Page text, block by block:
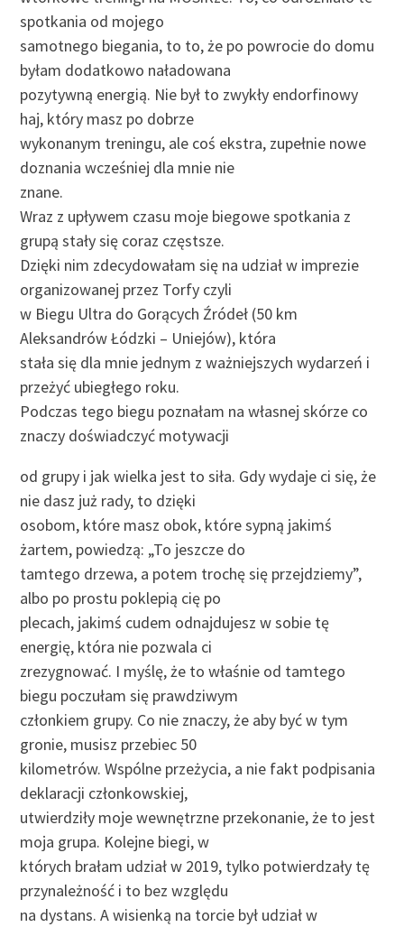
spotkania od mojego
samotnego biegania, to to, że po powrocie do domu
byłam dodatkowo naładowana
pozytywną energią. Nie był to zwykły endorfinowy
haj, który masz po dobrze
wykonanym treningu, ale coś ekstra, zupełnie nowe
doznania wcześniej dla mnie nie
znane.
Wraz z upływem czasu moje biegowe spotkania z
grupą stały się coraz częstsze.
Dzięki nim zdecydowałam się na udział w imprezie
organizowanej przez Torfy czyli
w Biegu Ultra do Gorących Źródeł (50 km
Aleksandrów Łódzki – Uniejów), która
stała się dla mnie jednym z ważniejszych wydarzeń i
przeżyć ubiegłego roku.
Podczas tego biegu poznałam na własnej skórze co
znaczy doświadczyć motywacji
od grupy i jak wielka jest to siła. Gdy wydaje ci się, że
nie dasz już rady, to dzięki
osobom, które masz obok, które sypną jakimś
żartem, powiedzą: „To jeszcze do
tamtego drzewa, a potem trochę się przejdziemy”,
albo po prostu poklepią cię po
plecach, jakimś cudem odnajdujesz w sobie tę
energię, która nie pozwala ci
zrezygnować. I myślę, że to właśnie od tamtego
biegu poczułam się prawdziwym
członkiem grupy. Co nie znaczy, że aby być w tym
gronie, musisz przebiec 50
kilometrów. Wspólne przeżycia, a nie fakt podpisania
deklaracji członkowskiej,
utwierdziły moje wewnętrzne przekonanie, że to jest
moja grupa. Kolejne biegi, w
których brałam udział w 2019, tylko potwierdzały tę
przynależność i to bez względu
na dystans. A wisienką na torcie był udział w